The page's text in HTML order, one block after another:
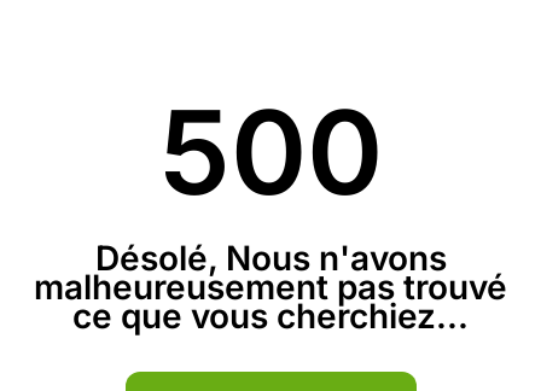
500
Désolé, Nous n'avons
malheureusement pas trouvé
ce que vous cherchiez...